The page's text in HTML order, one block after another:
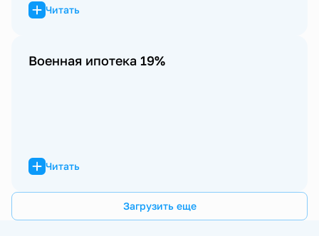
Читать
Военная ипотека 19%
Читать
Загрузить еще